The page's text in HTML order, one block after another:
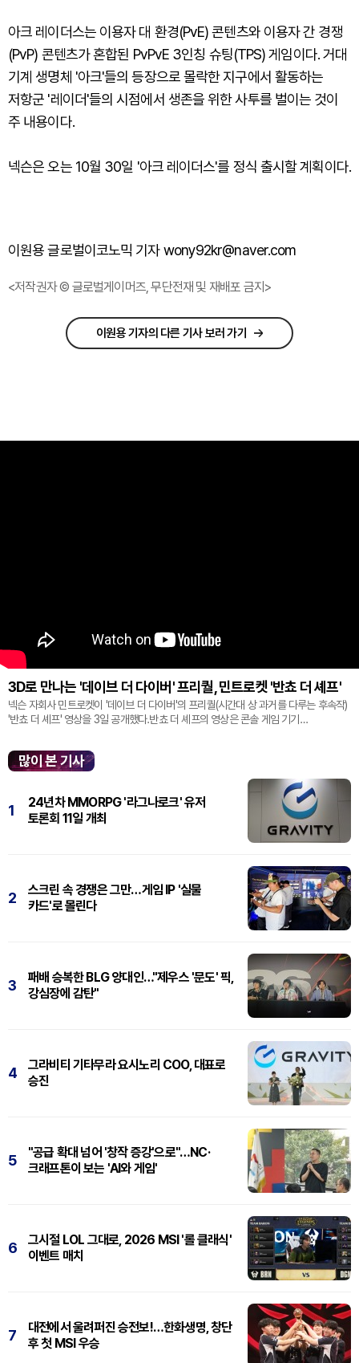
아크 레이더스는 이용자 대 환경(PvE) 콘텐츠와 이용자 간 경쟁
(PvP) 콘텐츠가 혼합된 PvPvE 3인칭 슈팅(TPS) 게임이다. 거대
기계 생명체 '아크'들의 등장으로 몰락한 지구에서 활동하는
저항군 '레이더'들의 시점에서 생존을 위한 사투를 벌이는 것이
주 내용이다.
넥슨은 오는 10월 30일 '아크 레이더스'를 정식 출시할 계획이다.
이원용 글로벌이코노믹 기자 wony92kr@naver.com
<저작권자 © 글로벌게이머즈, 무단전재 및 재배포 금지>
이원용 기자의 다른 기사 보러 가기
3D로 만나는 '데이브 더 다이버' 프리퀄, 민트로켓 '반쵸 더 셰프'
넥슨 자회사 민트로켓이 '데이브 더 다이버'의 프리퀄(시간대 상 과거를 다루는 후속작)
'반쵸 더 셰프' 영상을 3일 공개했다.반쵸 더 셰프의 영상은 콘솔 게임 기기
많이 본 기사
1
24년차 MMORPG '라그나로크' 유저
토론회 11일 개최
2
스크린 속 경쟁은 그만…게임 IP '실물
카드'로 몰린다
3
패배 승복한 BLG 양대인…"제우스 '문도' 픽,
강심장에 감탄"
4
그라비티 기타무라 요시노리 COO, 대표로
승진
5
"공급 확대 넘어 '창작 증강'으로"…NC·
크래프톤이 보는 'AI와 게임'
6
그시절 LOL 그대로, 2026 MSI '롤 클래식'
이벤트 매치
7
대전에서 울려퍼진 승전보!…한화생명, 창단
후 첫 MSI 우승